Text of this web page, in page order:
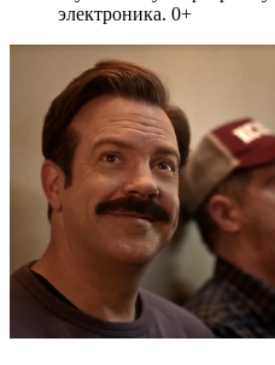
электроника. 0+